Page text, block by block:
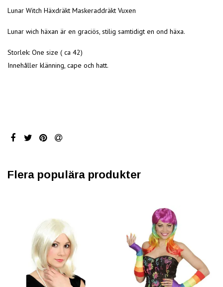
Lunar Witch Häxdräkt Maskeraddräkt Vuxen
Lunar wich häxan är en graciös, stilig samtidigt en ond häxa.
Storlek: One size ( ca 42)
Innehåller klänning, cape och hatt.
Flera populära produkter